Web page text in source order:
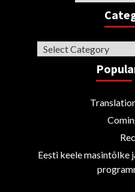
Categories
Eesti keele